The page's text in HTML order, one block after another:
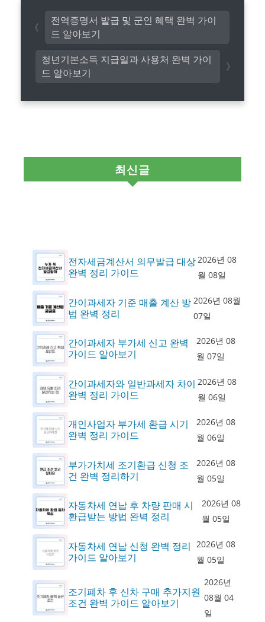
청년기본소득 지급일과 사용처 완벽 가이
드 알아보기
전역증명서 발급 및 군인 혜택 완벽 가이
드 알아보기
최신글
전자세금계산서 의무발급 대상
완벽 정리 가이드
2026년 08
월 08일
간이과세자 기준 매출 계산 방
법 완벽 정리
2026년 08월
07일
간이과세자 부가세 신고 완벽
가이드 알아보기
2026년 08
월 07일
간이과세자와 일반과세자 차이
완벽 정리 가이드
2026년 08
월 06일
개인사업자 부가세 환급 시기
완벽 정리 가이드
2026년 08
월 06일
부가가치세 조기환급 신청 조
건 완벽 정리하기
2026년 08
월 05일
자동차세 연납 후 차량 판매 시
환급받는 방법 완벽 정리
2026년 08
월 05일
자동차세 연납 신청 완벽 정리
가이드 알아보기
2026년 08
월 05일
조기폐차 후 신차 구매 추가지원
조건 완벽 가이드 알아보기
2026년
08월 04
일